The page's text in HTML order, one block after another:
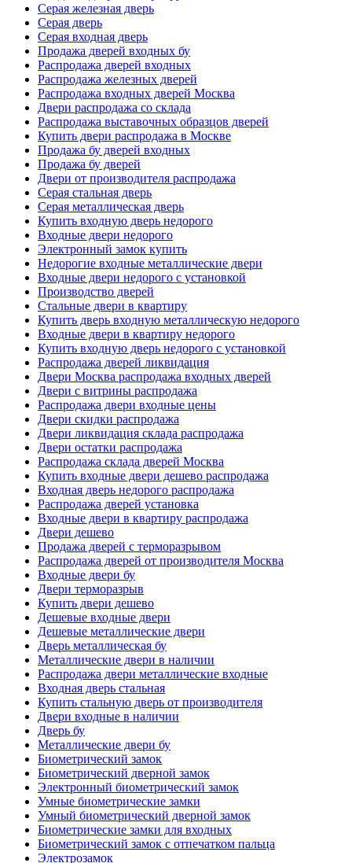
Серая железная дверь
Серая дверь
Серая входная дверь
Продажа дверей входных бу
Распродажа дверей входных
Распродажа железных дверей
Распродажа входных дверей Москва
Двери распродажа со склада
Распродажа выставочных образцов дверей
Купить двери распродажа в Москве
Продажа бу дверей входных
Продажа бу дверей
Двери от производителя распродажа
Серая стальная дверь
Серая металлическая дверь
Купить входную дверь недорого
Входные двери недорого
Электронный замок купить
Недорогие входные металлические двери
Входные двери недорого с установкой
Производство дверей
Стальные двери в квартиру
Купить дверь входную металлическую недорого
Входные двери в квартиру недорого
Купить входную дверь недорого с установкой
Распродажа дверей ликвидация
Двери Москва распродажа входных дверей
Двери с витрины распродажа
Распродажа двери входные цены
Двери скидки распродажа
Двери ликвидация склада распродажа
Двери остатки распродажа
Распродажа склада дверей Москва
Купить входные двери дешево распродажа
Входная дверь недорого распродажа
Распродажа дверей установка
Входные двери в квартиру распродажа
Двери дешево
Продажа дверей с терморазрывом
Распродажа дверей от производителя Москва
Входные двери бу
Двери терморазрыв
Купить двери дешево
Дешевые входные двери
Дешевые металлические двери
Дверь металлическая бу
Металлические двери в наличии
Распродажа двери металлические входные
Входная дверь стальная
Купить стальную дверь от производителя
Двери входные в наличии
Дверь бу
Металлические двери бу
Биометрический замок
Биометрический дверной замок
Электронный биометрический замок
Умные биометрические замки
Умный биометрический дверной замок
Биометрические замки для входных
Биометрический замок с отпечатком пальца
Электрозамок